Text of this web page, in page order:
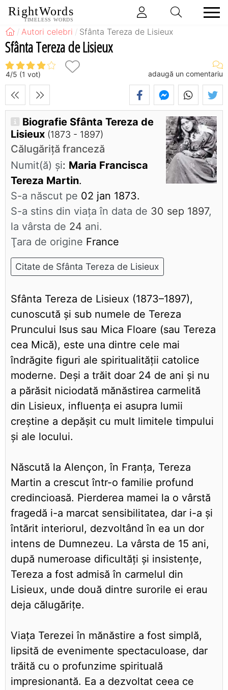
RightWords
TIMELESS WORDS
Autori celebri Sfânta Tereza de Lisieux
Sfânta Tereza de Lisieux
4/5 (1 vot) adaugă un comentariu
Biografie Sfânta Tereza de
Lisieux (1873 - 1897)
Călugăriță franceză
Numit(ă) și: Maria Francisca
Tereza Martin.
S-a născut pe 02 jan 1873.
S-a stins din viaţa în data de 30 sep 1897,
la vârsta de 24 ani.
Ţara de origine France
Citate de Sfânta Tereza de Lisieux
Sfânta Tereza de Lisieux (1873–1897),
cunoscută și sub numele de Tereza
Pruncului Isus sau Mica Floare (sau Tereza
cea Mică), este una dintre cele mai
îndrăgite figuri ale spiritualității catolice
moderne. Deși a trăit doar 24 de ani și nu
a părăsit niciodată mănăstirea carmelită
din Lisieux, influența ei asupra lumii
creștine a depășit cu mult limitele timpului
și ale locului.
Născută la Alençon, în Franța, Tereza
Martin a crescut într-o familie profund
credincioasă. Pierderea mamei la o vârstă
fragedă i-a marcat sensibilitatea, dar i-a și
întărit interiorul, dezvoltând în ea un dor
intens de Dumnezeu. La vârsta de 15 ani,
după numeroase dificultăți și insistențe,
Tereza a fost admisă în carmelul din
Lisieux, unde două dintre surorile ei erau
deja călugărițe.
Viața Terezei în mănăstire a fost simplă,
lipsită de evenimente spectaculoase, dar
trăită cu o profunzime spirituală
impresionantă. Ea a dezvoltat ceea ce